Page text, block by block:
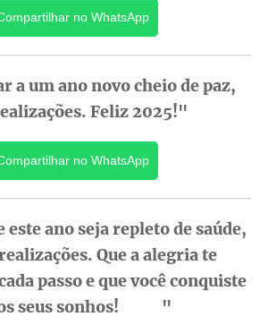
no WhatsApp
a um ano novo cheio de paz,
Feliz 2025!"
no WhatsApp
este ano seja repleto de saúde,
Que a alegria te
passo e que você conquiste
seus sonhos! ✨🥂"